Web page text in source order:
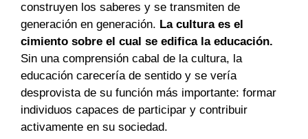
construyen los saberes y se transmiten de
generación en generación. La cultura es el
cimiento sobre el cual se edifica la educación.
Sin una comprensión cabal de la cultura, la
educación carecería de sentido y se vería
desprovista de su función más importante: formar
individuos capaces de participar y contribuir
activamente en su sociedad.